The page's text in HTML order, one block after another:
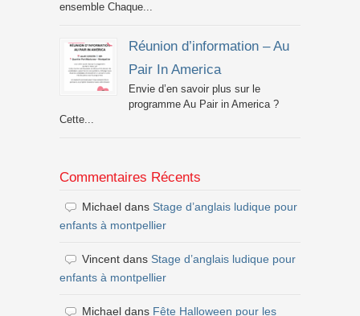
ensemble Chaque...
Réunion d’information – Au
Pair In America
Envie d’en savoir plus sur le
programme Au Pair in America ?
Cette...
Commentaires Récents
Michael dans Stage d’anglais ludique pour
enfants à montpellier
Vincent dans Stage d’anglais ludique pour
enfants à montpellier
Michael dans Fête Halloween pour les